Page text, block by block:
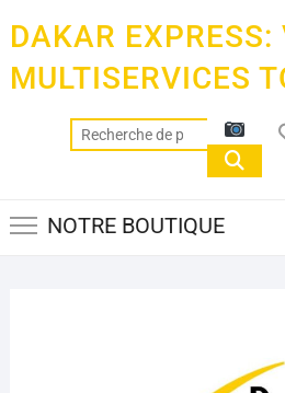
content
DAKAR EXPRESS:
MULTISERVICES
pour :
NOTRE BOUTIQUE